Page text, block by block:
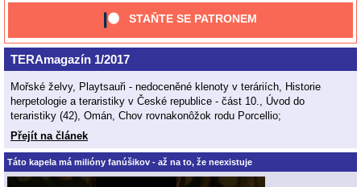
STAŇTE SE PATRONEM
TERAmagazín 1/2017
Mořské želvy, Playtsauři - nedoceněné klenoty v teráriích, Historie
herpetologie a teraristiky v České republice - část 10., Úvod do
teraristiky (42), Omán, Chov rovnakonôžok rodu Porcellio;
Přejít na článek
Táto kapela má milióny fanúšikov - až na to, že neexistuje